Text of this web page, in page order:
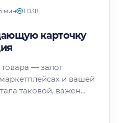
мин 1 038
карточку
— залог
и вашей
таковой, важен
сразу…